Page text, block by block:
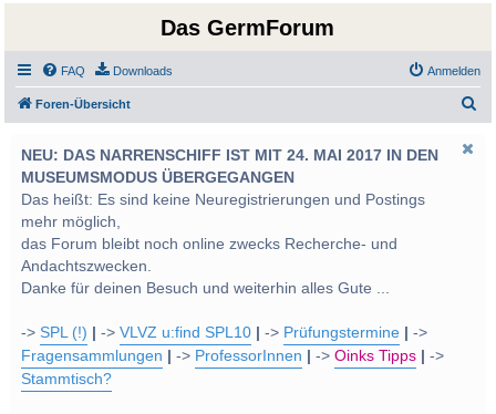
Das GermForum
FAQ Downloads Anmelden
Foren-Übersicht
NEU: DAS NARRENSCHIFF IST MIT 24. MAI 2017 IN DEN
MUSEUMSMODUS ÜBERGEGANGEN
Das heißt: Es sind keine Neuregistrierungen und Postings
mehr möglich,
das Forum bleibt noch online zwecks Recherche- und
Andachtszwecken.
Danke für deinen Besuch und weiterhin alles Gute ...
->SPL (!) ->VLVZ u:find SPL10 -> Prüfungstermine
->
Fragensammlungen
-> ProfessorInnen ->Oinks Tipps
->
Stammtisch?